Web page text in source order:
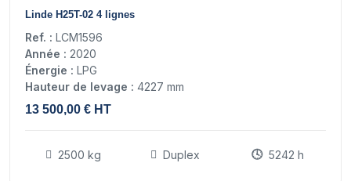
Linde H25T-02 4 lignes
Ref. : LCM1596
Année : 2020
Énergie : LPG
Hauteur de levage : 4227 mm
13 500,00 € HT
2500 kg Duplex 5242 h